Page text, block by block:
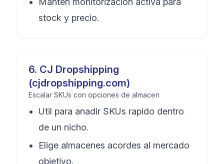
stock y precio.
6. CJ Dropshipping
(cjdropshipping.com)
Escalar SKUs con opciones de almacen
Util para anadir SKUs rapido dentro
de un nicho.
Elige almacenes acordes al mercado
objetivo.